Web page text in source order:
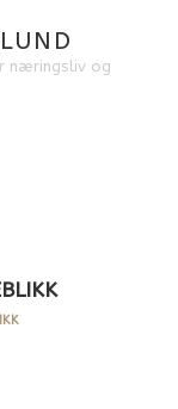
næringsliv og